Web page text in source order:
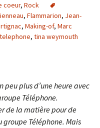
coeur, Rock
, Flammarion, Jean-
, Making-of, Marc
telephone, tina weymouth
peu plus d’une heure avec
Téléphone.
de la matière pour de
groupe Téléphone. Mais